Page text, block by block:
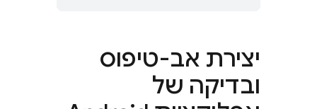
יצירת אב-טיפוס
ובדיקה של